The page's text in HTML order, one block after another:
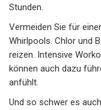
Stunden.
Vermeiden Sie für
Whirlpools. Chlor und
reizen. Intensive
können auch dazu
anfühlt.
Und so schwer es